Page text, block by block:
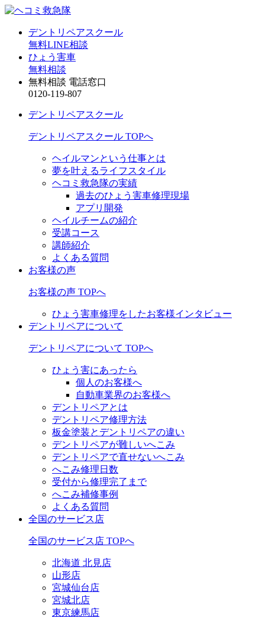
デントリペアスクール
無料LINE相談
ひょう害車
無料相談
無料相談 電話窓口
0120-119-807
デントリペアスクール
デントリペアスクール TOPへ
ヘイルマンという仕事とは
夢を叶えるライフスタイル
ヘコミ救急隊の実績
過去のひょう害車修理現場
アプリ開発
ヘイルチームの紹介
受講コース
講師紹介
よくある質問
お客様の声
お客様の声 TOPへ
ひょう害車修理をしたお客様インタビュー
デントリペアについて
デントリペアについて TOPへ
ひょう害にあったら
個人のお客様へ
自動車業界のお客様へ
デントリペアとは
デントリペア修理方法
板金塗装とデントリペアの違い
デントリペアが難しいへこみ
デントリペアで直せないへこみ
へこみ修理日数
受付から修理完了まで
へこみ補修事例
よくある質問
全国のサービス店
全国のサービス店 TOPへ
北海道 北見店
山形店
宮城仙台店
宮城北店
東京練馬店